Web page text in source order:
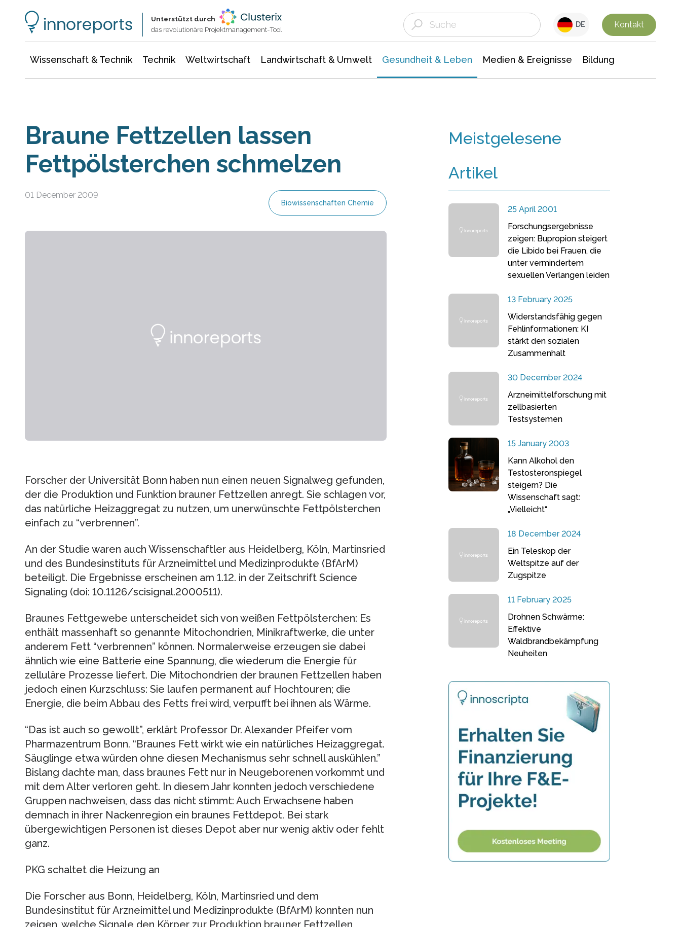
Unterstützt durch
das revolutionäre Projektmanagement-Tool
DE Kontakt
Wissenschaft & Technik Technik Weltwirtschaft Landwirtschaft & Umwelt Gesundheit & Leben Medien & Ereignisse Bildung
Braune Fettzellen lassen
Fettpölsterchen schmelzen
01 December 2009
Biowissenschaften Chemie
Forscher der Universität Bonn haben nun einen neuen Signalweg gefunden,
der die Produktion und Funktion brauner Fettzellen anregt. Sie schlagen vor,
das natürliche Heizaggregat zu nutzen, um unerwünschte Fettpölsterchen
einfach zu “verbrennen”.
An der Studie waren auch Wissenschaftler aus Heidelberg, Köln, Martinsried
und des Bundesinstituts für Arzneimittel und Medizinprodukte (BfArM)
beteiligt. Die Ergebnisse erscheinen am 1.12. in der Zeitschrift Science
Signaling (doi: 10.1126/scisignal.2000511).
Braunes Fettgewebe unterscheidet sich von weißen Fettpölsterchen: Es
enthält massenhaft so genannte Mitochondrien, Minikraftwerke, die unter
anderem Fett “verbrennen” können. Normalerweise erzeugen sie dabei
ähnlich wie eine Batterie eine Spannung, die wiederum die Energie für
zelluläre Prozesse liefert. Die Mitochondrien der braunen Fettzellen haben
jedoch einen Kurzschluss: Sie laufen permanent auf Hochtouren; die
Energie, die beim Abbau des Fetts frei wird, verpufft bei ihnen als Wärme.
“Das ist auch so gewollt”, erklärt Professor Dr. Alexander Pfeifer vom
Pharmazentrum Bonn. “Braunes Fett wirkt wie ein natürliches Heizaggregat.
Säuglinge etwa würden ohne diesen Mechanismus sehr schnell auskühlen.”
Bislang dachte man, dass braunes Fett nur in Neugeborenen vorkommt und
mit dem Alter verloren geht. In diesem Jahr konnten jedoch verschiedene
Gruppen nachweisen, dass das nicht stimmt: Auch Erwachsene haben
demnach in ihrer Nackenregion ein braunes Fettdepot. Bei stark
übergewichtigen Personen ist dieses Depot aber nur wenig aktiv oder fehlt
ganz.
PKG schaltet die Heizung an
Die Forscher aus Bonn, Heidelberg, Köln, Martinsried und dem
Bundesinstitut für Arzneimittel und Medizinprodukte (BfArM) konnten nun
Meistgelesene
Artikel
25 April 2001
Forschungsergebnisse
zeigen: Bupropion steigert
die Libido bei Frauen, die
unter vermindertem
sexuellen Verlangen leiden
13 February 2025
Widerstandsfähig gegen
Fehlinformationen: KI
stärkt den sozialen
Zusammenhalt
30 December 2024
Arzneimittelforschung mit
zellbasierten
Testsystemen
15 January 2003
Kann Alkohol den
Testosteronspiegel
steigern? Die
Wissenschaft sagt:
„Vielleicht“
18 December 2024
Ein Teleskop der
Weltspitze auf der
Zugspitze
11 February 2025
Drohnen Schwärme:
Effektive
Waldbrandbekämpfung
Neuheiten